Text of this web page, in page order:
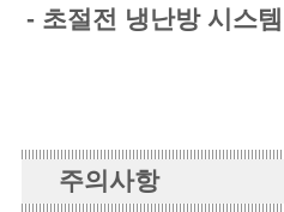
- 초절전 냉난방 시스템
주의사항